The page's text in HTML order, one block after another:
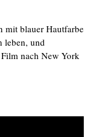
mit blauer Hautfarbe
leben, und
nach New York